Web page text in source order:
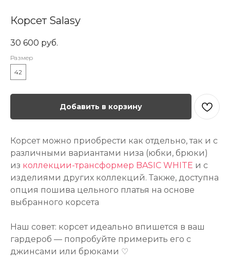
Корсет Salasy
30 600 руб.
Размер
42
Добавить в корзину
Корсет можно приобрести как отдельно, так и с
различными вариантами низа (юбки, брюки)
из коллекции-трансформер BASIC WHITE и с
изделиями других коллекций. Также, доступна
опция пошива цельного платья на основе
выбранного корсета
Наш совет: корсет идеально впишется в ваш
гардероб — попробуйте примерить его с
джинсами или брюками ♡